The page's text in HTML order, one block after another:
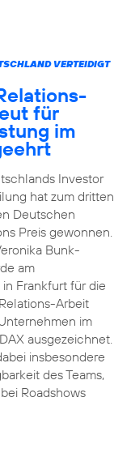
VERTEIDIGT
für
im
Investor
hat zum dritten
Deutschen
Preis gewonnen.
Bunk-
am
Frankfurt für die
Arbeit
im
ausgezeichnet.
insbesondere
des Teams,
Roadshows